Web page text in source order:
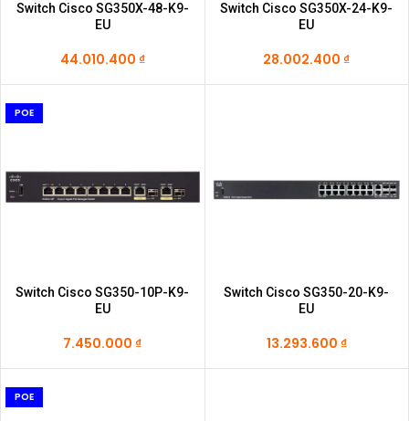
Switch Cisco SG350X-48-K9-
EU
44.010.400 ₫
Switch Cisco SG350X-24-K9-
EU
28.002.400₫
POE
Switch Cisco SG350-10P-K9-
EU
7.450.000₫
Switch Cisco SG350-20-K9-
EU
13.293.600 ₫
POE